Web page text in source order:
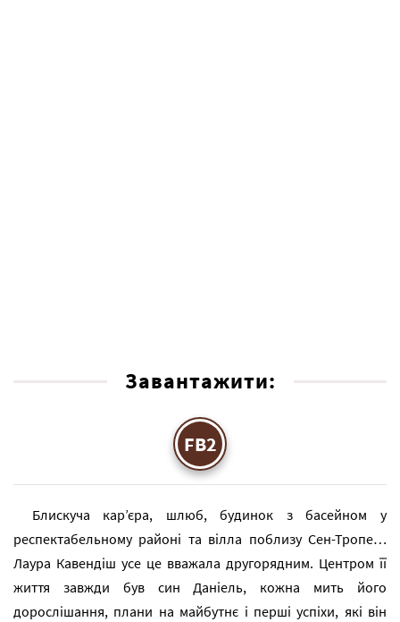
Завантажити:
FB2
Блискуча кар’єра, шлюб, будинок з басейном у
респектабельному районі та вілла поблизу Сен-Тропе…
Лаура Кавендіш усе це вважала другорядним. Центром її
життя завжди був син Даніель, кожна мить його
дорослішання, плани на майбутнє і перші успіхи, які він